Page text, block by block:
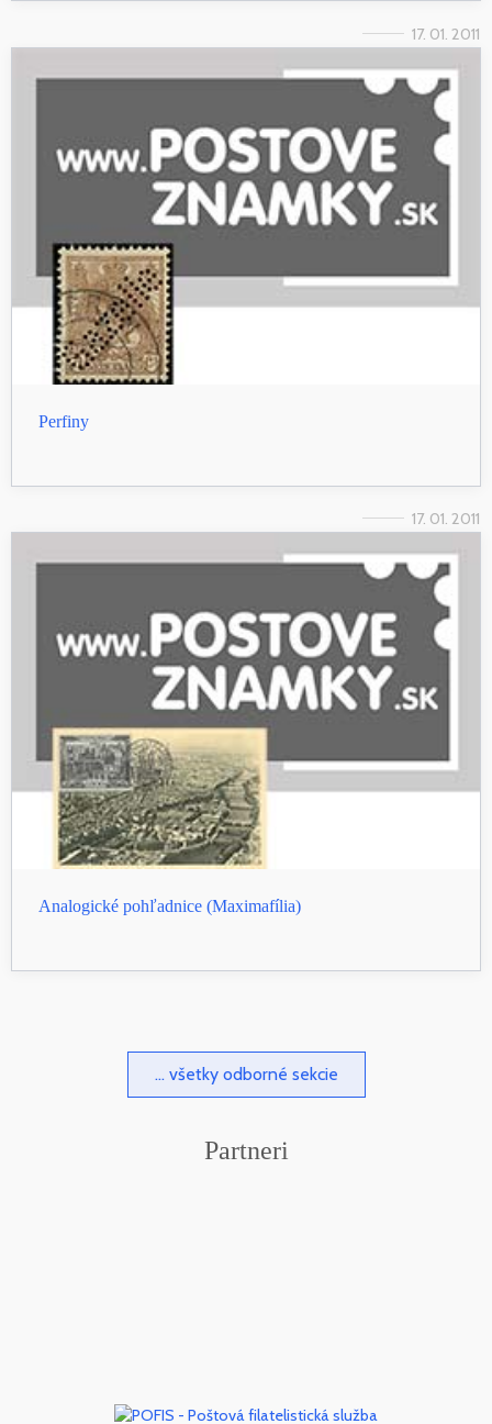
17. 01. 2011
Perfiny
17. 01. 2011
Analogické pohľadnice (Maximafília)
... všetky odborné sekcie
Partneri